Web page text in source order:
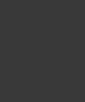
comprando
más